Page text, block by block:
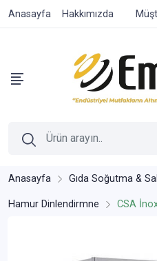
Anasayfa Hakkımızda
Anasayfa Gıda Soğutma &
Hamur Dinlendirmne CSA